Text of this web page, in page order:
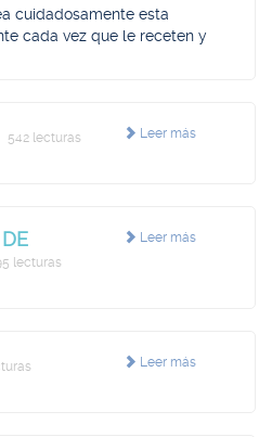
cuidadosamente esta
cada vez que le receten y
Leer más
542 lecturas
Leer más
lecturas
Leer más